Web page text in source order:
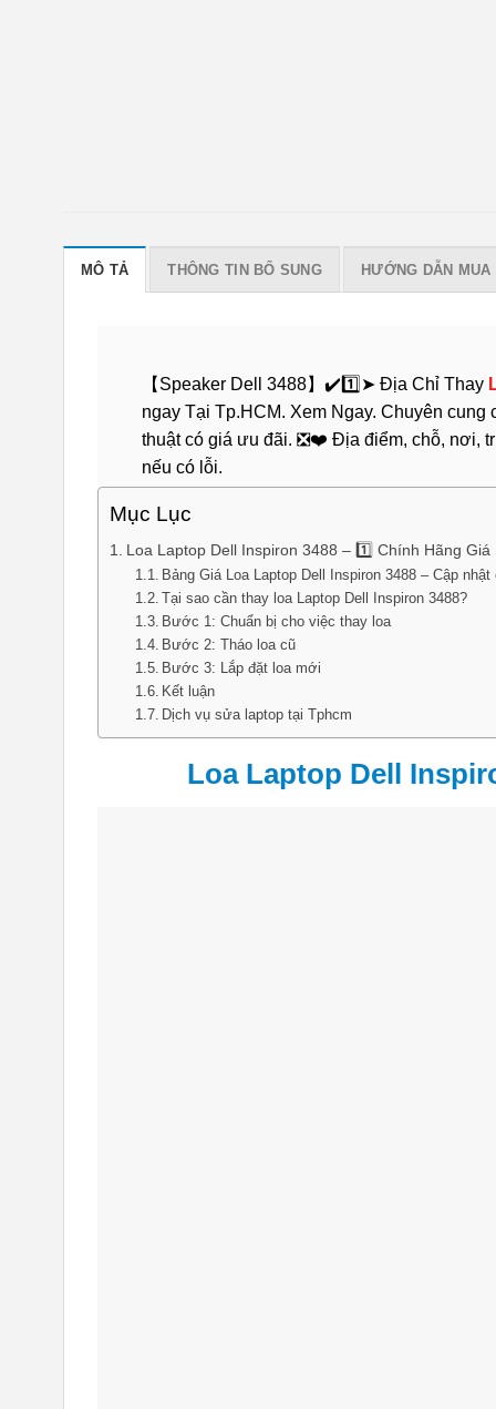
MÔ TẢ THÔNG TIN BỔ SUNG HƯỚNG DẪN MUA
【Speaker Dell 3488】✔️1️⃣➤ Địa Chỉ Thay
ngay Tại Tp.HCM. Xem Ngay. Chuyên
thuật có giá ưu đãi. ❎❤️ Địa điểm, chỗ, nơi,
nếu có lỗi.
Mục Lục
Loa Laptop Dell Inspiron 3488 – 1️⃣ Chính Hãng
Bảng Giá Loa Laptop Dell Inspiron 3488 – Cập
Tại sao cần thay loa Laptop Dell Inspiron 3488?
Bước 1: Chuẩn bị cho việc thay loa
Bước 2: Tháo loa cũ
Bước 3: Lắp đặt loa mới
Kết luận
Dịch vụ sửa laptop tại Tphcm
Loa Laptop Dell